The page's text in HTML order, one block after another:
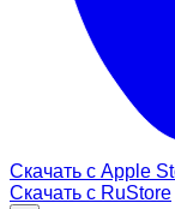
Скачать с Apple
Скачать с RuStore